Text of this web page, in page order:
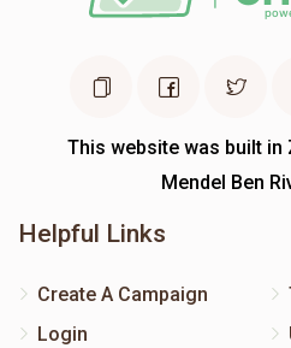
This website was built
Mendel Ben
Helpful Links
Create A Campaign
Login